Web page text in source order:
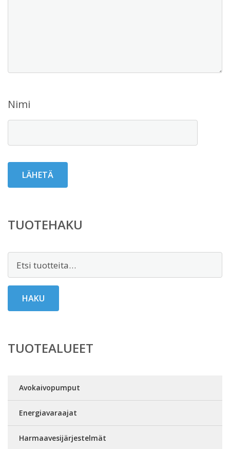
Nimi
TUOTEHAKU
HAKU
TUOTEALUEET
Avokaivopumput
Energiavaraajat
Harmaavesijärjestelmät